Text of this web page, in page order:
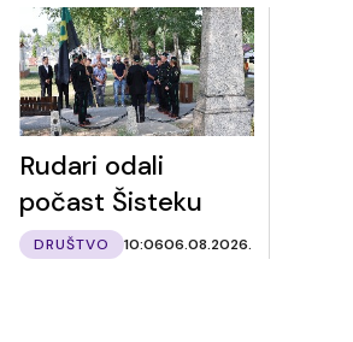
Rudari odali
počast Šisteku
DRUŠTVO 10:0606.08.2026.